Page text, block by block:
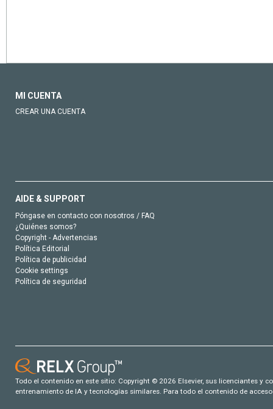
MI CUENTA
CREAR UNA CUENTA
AIDE & SUPPORT
Póngase en contacto con nosotros / FAQ
¿Quiénes somos?
Copyright - Advertencias
Política Editorial
Política de publicidad
Cookie settings
Política de seguridad
Todo el contenido en este sitio: Copyright © 2026 Elsevier, sus licenciantes y
entrenamiento de IA y tecnologías similares. Para todo el contenido de